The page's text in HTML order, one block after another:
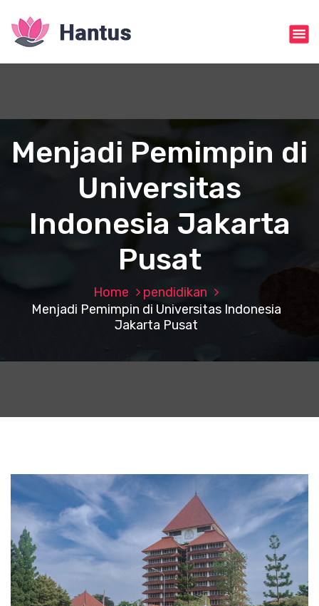
o
Menjadi Pemimpin di
Universitas
Indonesia Jakarta
Pusat
Home
pendidikan
Menjadi Pemimpin di Universitas Indonesia
Jakarta Pusat